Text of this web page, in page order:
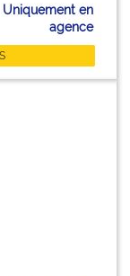
Uniquement en
agence